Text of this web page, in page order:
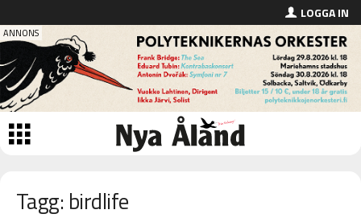
LOGGA IN
Tagg: birdlife